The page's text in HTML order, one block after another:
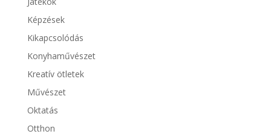
Képzések
Kikapcsolódás
Konyhaművészet
Kreatív ötletek
Művészet
Oktatás
Otthon